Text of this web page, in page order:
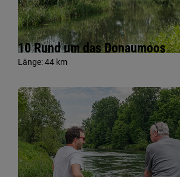
10 Rund um das Donaumoos
Länge:44 km